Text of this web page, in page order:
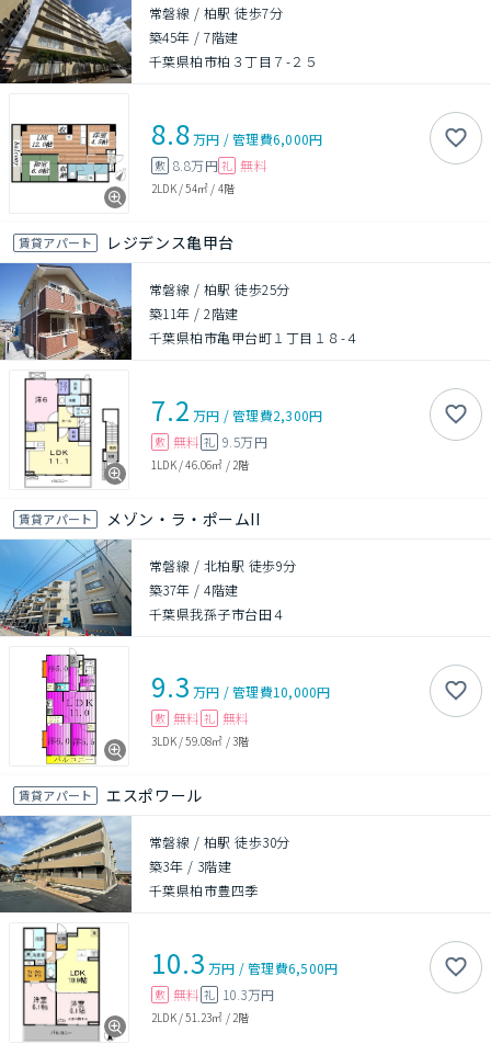
常磐線 / 柏駅 徒歩7分
築45年 /7階建
千葉県柏市柏３丁目７-２５
8.8万円 /管理費6,000円
敷 8.8万円 礼 無料
2LDK/54㎡ / 4階
賃貸アパート レジデンス亀甲台
常磐線 / 柏駅 徒歩25分
築11年 /2階建
千葉県柏市亀甲台町１丁目１８-４
7.2 万円 /管理費2,300円
敷 無料 礼 9.5万円
1LDK/46.06㎡ / 2階
賃貸アパート メゾン・ラ・ポームII
常磐線 / 北柏駅 徒歩9分
築37年 /4階建
千葉県我孫子市台田４
9.3 万円 /管理費10,000円
敷 無料 礼 無料
3LDK/59.08㎡ /3階
賃貸アパート エスポワール
常磐線 / 柏駅 徒歩30分
築3年 / 3階建
千葉県柏市豊四季
10.3 万円 /管理費6,500円
敷 無料 礼 10.3万円
2LDK/51.23㎡ / 2階